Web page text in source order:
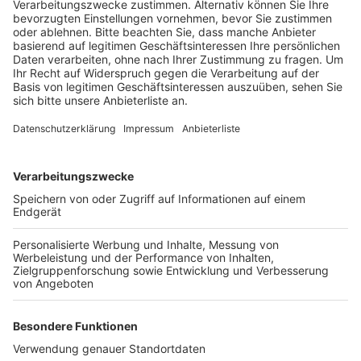
jeweils von 9 bis 15 Uhr.
Veröffentlicht:Sonntag, 06.09.2020 12:05
Anzeige
Straßen.NRW führt noch Restarbeiten aus.
Nächtliche Arbeiten stehen dann auf der A3 nach
Oberhausen an. Ab 19:30 Uhr Montag Abend bis 5 Uhr
ist zwischen dem Kreuz Köln-Ost und Dellbrück nur
eine Spur frei. Hier wird der offenporige Asphalt
erneuert.
Anzeige